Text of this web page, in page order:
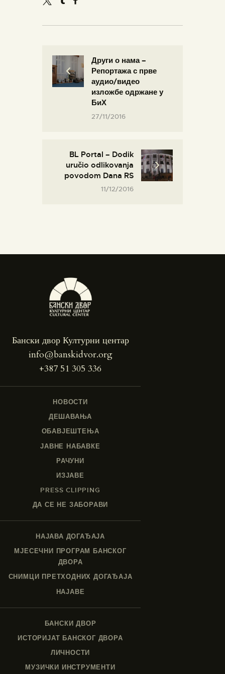
Други о нама –
Репортажа с прве
аудио/видео
изложбе одржане у
БиХ
27/11/2016
BL Portal – Dodik
uručio odlikovanja
povodom Dana RS
11/12/2016
Бански двор Културни центар
info@banskidvor.org
+387 51 305 336
НОВОСТИ
ДЕШАВАЊА
ОБАВЈЕШТЕЊА
ЈАВНЕ НАБАВКЕ
РАЧУНИ
ИЗЈАВЕ
PRESS CLIPPING
ДА СЕ НЕ ЗАБОРАВИ
НАЈАВА ДОГАЂАЈА
МЈЕСЕЧНИ ПРОГРАМ БАНСКОГ
ДВОРА
СНИМЦИ ПРЕТХОДНИХ ДОГАЂАЈА
НАЈАВЕ
БАНСКИ ДВОР
ИСТОРИЈАТ БАНСКОГ ДВОРА
ЛИЧНОСТИ
МУЗИЧКИ ИНСТРУМЕНТИ